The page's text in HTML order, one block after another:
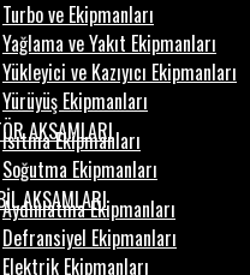
Turbo ve Ekipmanları
Yağlama ve Yakıt Ekipmanları
Yükleyici ve Kazıyıcı Ekipmanları
Yürüyüş Ekipmanları
AKSAMLARI
Isıtma Ekipmanları
Soğutma Ekipmanları
AKSAMLARI
Aydınlatma Ekipmanları
Defransiyel Ekipmanları
Elektrik Ekipmanları